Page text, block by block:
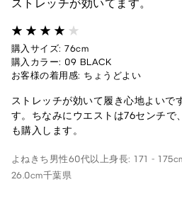
ストレッチが効いてます。
購入サイズ: 76cm
購入カラー: 09 BLACK
お客様の着用感: ちょうどよい
ストレッチが効いて履き心地よいで
す。ちなみにウエストは76センチで
も購入します。
よねきち 男性60代以上身長: 171 -
26.0cm千葉県